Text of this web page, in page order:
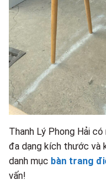
Thanh Lý Phong Hải
đa dạng kích thước và
danh mục bàn trang
vấn!